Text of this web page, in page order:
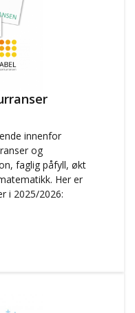
innenfor
og
faglig påfyll, økt
Her er
i 2025/2026: